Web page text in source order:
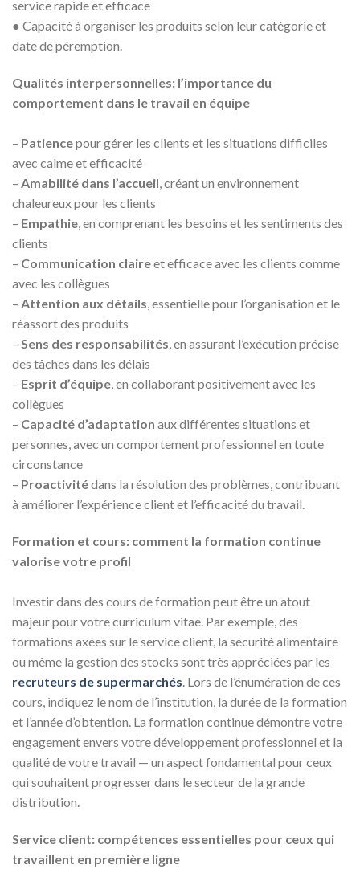
service rapide et efficace
● Capacité à organiser les produits selon leur catégorie et
date de péremption.
Qualités interpersonnelles: l’importance du
comportement dans le travail en équipe
– Patiencepour gérer les clients et les situations difficiles
avec calme et efficacité
– Amabilité dans l’accueil, créant un environnement
chaleureux pour les clients
– Empathie, en comprenant les besoins et les sentiments des
clients
– Communication claireet efficace avec les clients comme
avec les collègues
– Attention aux détails, essentielle pour l’organisation et le
réassort des produits
– Sens des responsabilités, en assurant l’exécution précise
des tâches dans les délais
– Esprit d’équipe, en collaborant positivement avec les
collègues
– Capacité d’adaptation aux différentes situations et
personnes, avec un comportement professionnel en toute
circonstance
– Proactivitédans la résolution des problèmes, contribuant
à améliorer l’expérience client et l’efficacité du travail.
Formation et cours: comment la formation continue
valorise votre profil
Investir dans des cours de formation peut être un atout
majeur pour votre curriculum vitae. Par exemple, des
formations axées sur le service client, la sécurité alimentaire
ou même la gestion des stocks sont très appréciées par les
recruteurs de supermarchés . Lors de l’énumération de ces
cours, indiquez le nom de l’institution, la durée de la formation
et l’année d’obtention. La formation continue démontre votre
engagement envers votre développement professionnel et la
qualité de votre travail — un aspect fondamental pour ceux
qui souhaitent progresser dans le secteur de la grande
distribution.
Service client: compétences essentielles pour ceux qui
travaillent en première ligne